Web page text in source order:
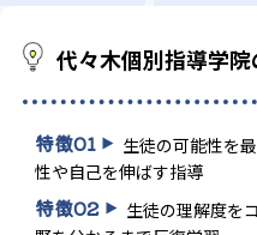
代々木個別指導学
特徴01
生徒の可能性を
性や自己を伸ばす指導
特徴02
生徒の理解度を